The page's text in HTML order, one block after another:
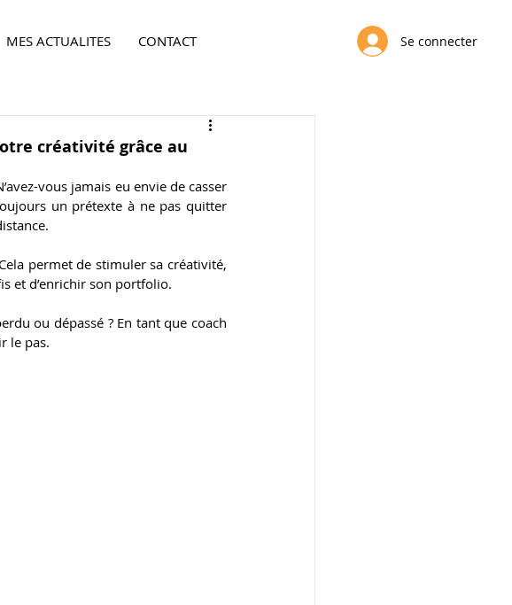
MES ACTUALITES CONTACT Se connecter
créativité grâce au
vous jamais eu envie de casser
un prétexte à ne pas quitter
permet de stimuler sa créativité,
et d’enrichir son portfolio.
ou dépassé ? En tant que coach
le pas.